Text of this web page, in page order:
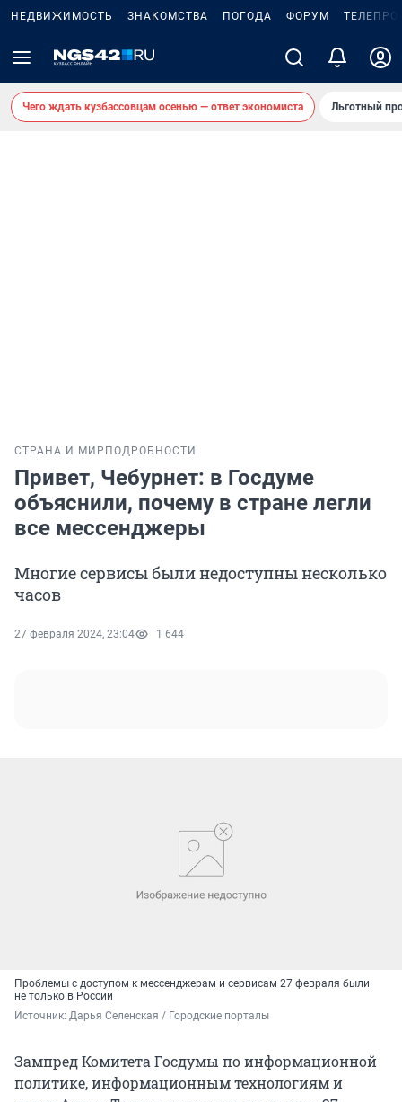
НЕДВИЖИМОСТЬ ЗНАКОМСТВА ПОГОДА ФОРУМ
Чего ждать кузбассовцам осенью — ответ экономиста Льготный
СТРАНА И МИР ПОДРОБНОСТИ
Привет, Чебурнет: в Госдуме
объяснили, почему в стране легли
все мессенджеры
Многие сервисы были недоступны несколько
часов
27 февраля 2024, 23:04 1 644
Проблемы с доступом к мессенджерам и сервисам 27 февраля были
не только в России
Источник: Дарья Селенская / Городские порталы
Зампред Комитета Госдумы по информационной
политике, информационным технологиям и